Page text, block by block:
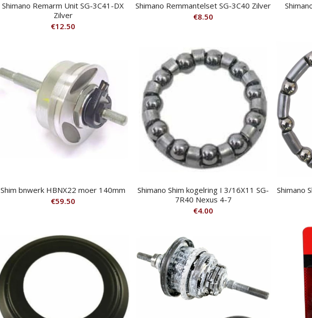
Shimano Remarm Unit SG-3C41-DX
Zilver
€12.50
Shimano Remmantelset SG-3C40 Zilver
€8.50
Shim bnwerk HBNX22 moer 140mm
€59.50
Shimano Shim kogelring I 3/16X11 SG-
7R40 Nexus 4-7
€4.00
Shimano